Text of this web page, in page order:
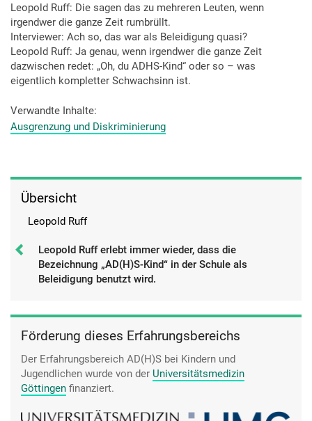
Leopold Ruff: Die sagen das zu mehreren Leuten, wenn
irgendwer die ganze Zeit rumbrüllt.
Interviewer: Ach so, das war als Beleidigung quasi?
Leopold Ruff: Ja genau, wenn irgendwer die ganze Zeit
dazwischen redet: „Oh, du ADHS-Kind“ oder so – was
eigentlich kompletter Schwachsinn ist.
Verwandte Inhalte
Ausgrenzung und Diskriminierung
Übersicht
Leopold Ruff
Leopold Ruff erlebt immer wieder, dass die
Bezeichnung „AD(H)S-Kind“ in der Schule als
Beleidigung benutzt wird.
Förderung dieses Erfahrungsbereichs
Der Erfahrungsbereich AD(H)S bei Kindern und
Jugendlichen wurde von der Universitätsmedizin
Göttingen finanziert.